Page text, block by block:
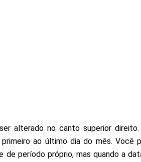
alterado no canto superior
ao último dia do mês. Você
de período próprio, mas quando a